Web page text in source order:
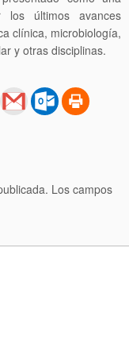
últimos avances
clínica, microbiología,
y otras disciplinas.
Los campos